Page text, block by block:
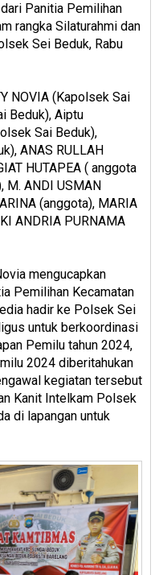
Panitia Pemilihan
rangka Silaturahmi dan
Sei Beduk, Rabu
NOVIA (Kapolsek Sai
Beduk), Aiptu
Sai Beduk),
ANAS RULLAH
HUTAPEA ( anggota
M. ANDI USMAN
(anggota), MARIA
ANDRIA PURNAMA
mengucapkan
Pemilihan Kecamatan
hadir ke Polsek Sei
untuk berkoordinasi
Pemilu tahun 2024,
2024 diberitahukan
kegiatan tersebut
Kanit Intelkam Polsek
di lapangan untuk